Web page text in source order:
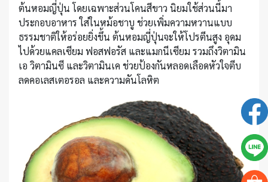
ต้นหอมญี่ปุ่น โดยเฉพาะส่วนโคนสีขาว นิยมใช้ส่วนนี้มา
ประกอบอาหาร ใส่ในหม้อชาบู ช่วยเพิ่มความหวานแบบ
ธรรมชาติให้อร่อยยิ่งขึ้น ต้นหอมญี่ปุ่นจะให้โปรตีนสูง อุดม
ไปด้วยแคลเซียม ฟอสฟอรัส และแมกนีเซียม รวมถึงวิตามิน
เอ วิตามินซี และวิตามินเค ช่วยป้องกันหลอดเลือดหัวใจตีบ
ลดคอเลสเตอรอล และความดันโลหิต